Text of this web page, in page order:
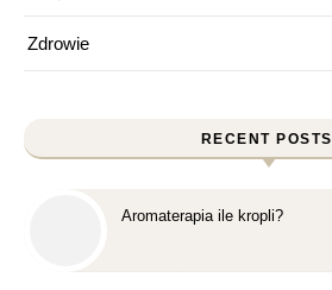
Zdrowie
RECENT POSTS
Aromaterapia ile kropli?